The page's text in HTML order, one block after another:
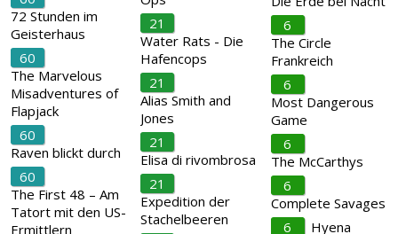
72 Stunden im
Geisterhaus
60
The Marvelous
Misadventures of
Flapjack
60
Raven blickt durch
60
The First 48 – Am
Tatort mit den US-
Ermittlern
21
Water Rats - Die
Hafencops
21
Alias Smith and
Jones
21
Elisa di rivombrosa
21
Expedition der
Stachelbeeren
6
The Circle
Frankreich
6
Most Dangerous
Game
6
The McCarthys
6
Complete Savages
6
Hyena